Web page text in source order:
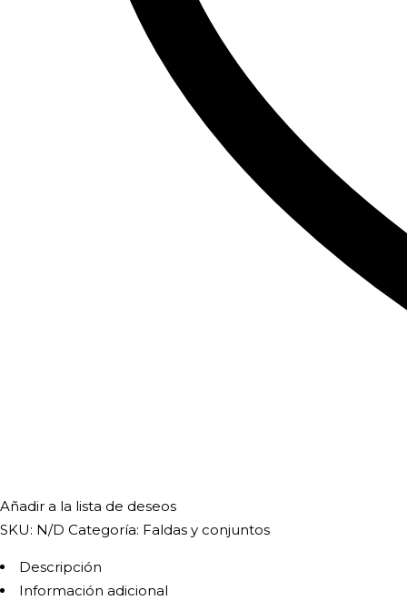
Añadir a la lista de deseos
SKU: N/D Categoría: Faldas y conjuntos
Descripción
Información adicional